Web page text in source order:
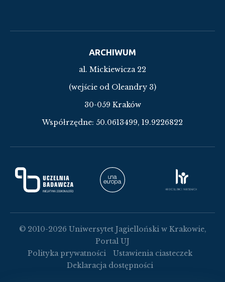
ARCHIWUM
al. Mickiewicza 22
(wejście od Oleandry 3)
30-059 Kraków
Współrzędne: 50.0613499, 19.9226822
© 2010-2026 Uniwersytet Jagielloński w Krakowie,
Portal UJ
Polityka prywatności
Ustawienia ciasteczek
Deklaracja dostępności